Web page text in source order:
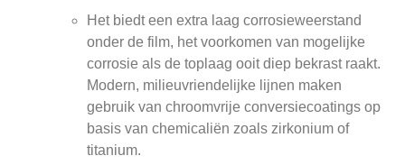
Het biedt een extra laag corrosieweerstand
onder de film, het voorkomen van mogelijke
corrosie als de toplaag ooit diep bekrast raakt.
Modern, milieuvriendelijke lijnen maken
gebruik van chroomvrije conversiecoatings op
basis van chemicaliën zoals zirkonium of
titanium.